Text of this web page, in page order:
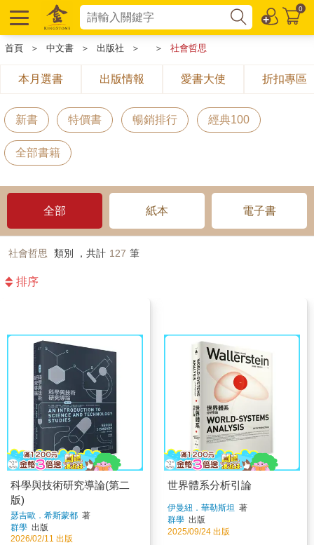
0
首頁 ＞ 中文書 ＞ 出版社 ＞ ＞ 社會哲思
本月選書 出版情報 愛書大使 折扣專區
新書 特價書 暢銷排行 經典100
全部書籍
全部 紙本 電子書
社會哲思 類別 ，共計 127 筆
排序
科學與技術研究導論(第二
版)
瑟吉歐．希斯蒙都 著
群學 出版
2026/02/11 出版
世界體系分析引論
伊曼紐．華勒斯坦 著
群學 出版
2025/09/24 出版